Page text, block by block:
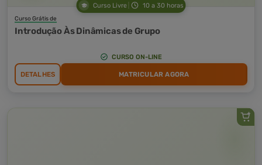
Curso Livre 10 a 30 horas
Curso Grátis de
Introdução Às Dinâmicas de Grupo
CURSO ON-LINE
DETALHES MATRICULAR AGORA